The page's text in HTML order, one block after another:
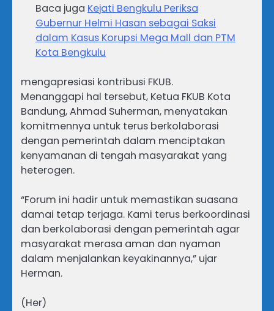
Baca juga Kejati Bengkulu Periksa
Gubernur Helmi Hasan sebagai Saksi
dalam Kasus Korupsi Mega Mall dan PTM
Kota Bengkulu
mengapresiasi kontribusi FKUB.
Menanggapi hal tersebut, Ketua FKUB Kota
Bandung, Ahmad Suherman, menyatakan
komitmennya untuk terus berkolaborasi
dengan pemerintah dalam menciptakan
kenyamanan di tengah masyarakat yang
heterogen.
“Forum ini hadir untuk memastikan suasana
damai tetap terjaga. Kami terus berkoordinasi
dan berkolaborasi dengan pemerintah agar
masyarakat merasa aman dan nyaman
dalam menjalankan keyakinannya,” ujar
Herman.
(Her)